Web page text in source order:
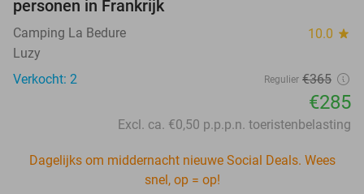
personen in Frankrijk
Camping La Bedure 10.0 star
Luzy
Verkocht: 2
Regulier €365
€285
Excl. ca. €0,50 p.p.p.n. toeristenbelasting
Dagelijks om middernacht nieuwe Social Deals. Wees
snel, op = op!